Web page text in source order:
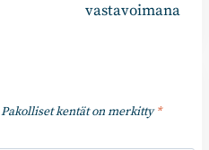
vastavoimana
Pakolliset kentät on merkitty*